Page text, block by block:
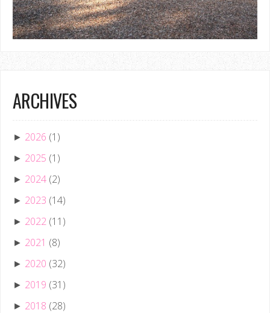
ARCHIVES
► 2026 (1)
► 2025 (1)
► 2024 (2)
► 2023 (14)
► 2022 (11)
► 2021 (8)
► 2020 (32)
► 2019 (31)
► 2018 (28)